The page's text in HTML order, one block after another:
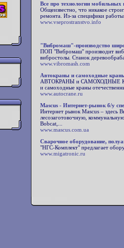
Все про технологии мобильных
Общеизвестно, что никакое
ремонта. Из-за специфики
www.vseprostranstvo.info
"Вибромаш"-производство
ПОП "Вибромаш" производит
вибростолы. Станок
www.vibromash.com
Автокраны и самоходные
АВТОКРАНЫ и САМОХОДНЫЕ КРАНЫ
и самоходные краны
www.autocrane.ru
Mascus - Интернет-рынок б/у
Интернет рынок Mascus – здесь
лесозаготовочную,
Bobcat,...
www.mascus.com.ua
Cварочное оборудование,
"НГС-Комплект" предлагает
www.migatronic.ru